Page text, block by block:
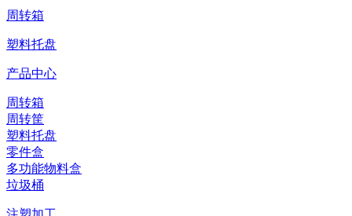
周转箱
塑料托盘
产品中心
周转箱
周转筐
塑料托盘
零件盒
多功能物料盒
垃圾桶